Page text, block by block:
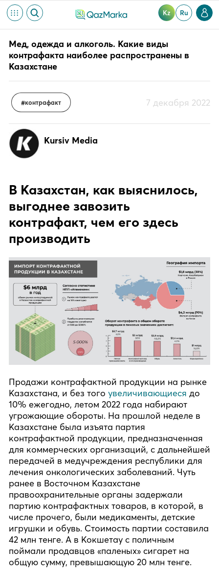
Ru
Kz
Мед, одежда и алкоголь. Какие виды
контрафакта наиболее распространены в
Казахстане
контрафакт 7 декабря 2022
Kursiv Media
В Казахстан, как выяснилось,
выгоднее завозить
контрафакт, чем его здесь
производить
Продажи контрафактной продукции на рынке
Казахстана, и без того увеличивающиеся до
10% ежегодно, летом 2022 года набирают
угрожающие обороты. На прошлой неделе в
Казахстане была изъята партия
контрафактной продукции, предназначенная
для коммерческих организаций, с дальнейшей
передачей в медучреждения республики для
лечения онкологических заболеваний. Чуть
ранее в Восточном Казахстане
правоохранительные органы задержали
партию контрафактных товаров, в которой, в
числе прочего, были медикаменты, детские
игрушки и обувь. Стоимость партии составила
42 млн тенге. А в Кокшетау с поличным
поймали продавцов «паленых» сигарет на
общую сумму, превышающую 20 млн тенге.